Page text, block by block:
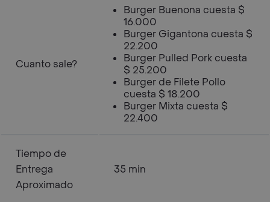
Cuanto sale?
Burger Buenona cuesta $
16.000
Burger Gigantona cuesta $
22.200
Burger Pulled Pork cuesta
$ 25.200
Burger de Filete Pollo
cuesta $ 18.200
Burger Mixta cuesta $
22.400
Tiempo de
Entrega
Aproximado
35 min